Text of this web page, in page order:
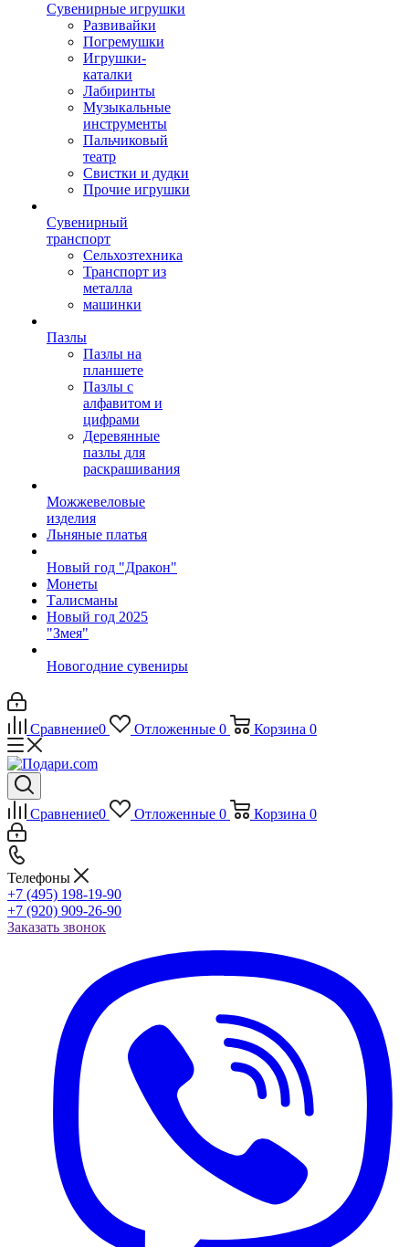
Сувенирные игрушки
Развивайки
Погремушки
Игрушки-
каталки
Лабиринты
Музыкальные
инструменты
Пальчиковый
театр
Свистки и дудки
Прочие игрушки
Сувенирный
транспорт
Сельхозтехника
Транспорт из
металла
машинки
Пазлы
Пазлы на
планшете
Пазлы с
алфавитом и
цифрами
Деревянные
пазлы для
раскрашивания
Можжевеловые
изделия
Льняные платья
Новый год "Дракон"
Монеты
Талисманы
Новый год 2025
"Змея"
Новогодние сувениры
Сравнение0 Отложенные 0 Корзина 0
Сравнение0 Отложенные 0 Корзина 0
Телефоны
+7 (495) 198-19-90
+7 (920) 909-26-90
Заказать звонок